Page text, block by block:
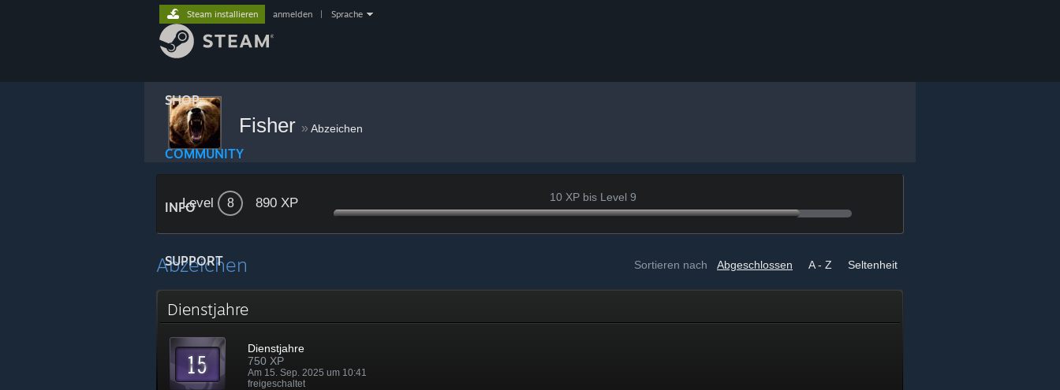
SHOP
COMMUNITY
INFO
SUPPORT
Steam installieren anmelden Sprache
Fisher » Abzeichen
Level 8 890 XP 10 XP bis Level 9
Sortieren nach Abgeschlossen A - Z Seltenheit
Abzeichen
Dienstjahre
Dienstjahre
750 XP
Am 15. Sep. 2025 um 10:41
freigeschaltet